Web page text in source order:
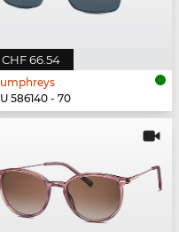
CHF 66.54
586140 - 70